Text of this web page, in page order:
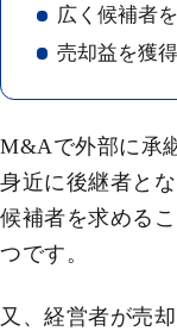
広く候補者
売却益を獲
M&Aで外部に承
身近に後継者と
候補者を求める
つです。
又、経営者が売却